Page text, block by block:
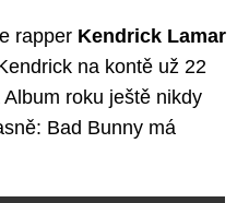
rapper Kendrick Lamar
na kontě už 22
roku ještě nikdy
Bad Bunny má